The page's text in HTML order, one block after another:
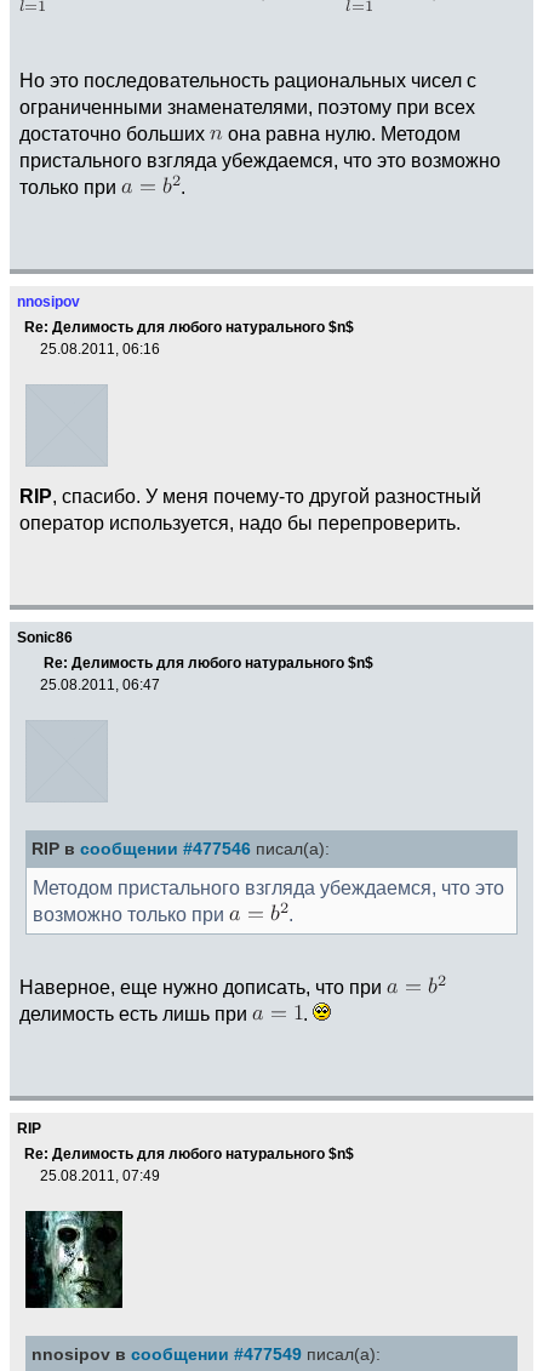
Но это последовательность рациональных чисел с
ограниченными знаменателями, поэтому при всех
достаточно больших
она равна нулю. Методом
пристального взгляда убеждаемся, что это возможно
только при
.
nnosipov
Re: Делимость для любого натурального $n$
25.08.2011, 06:16
RIP, спасибо. У меня почему-то другой разностный
оператор используется, надо бы перепроверить.
Sonic86
Re: Делимость для любого натурального $n$
25.08.2011, 06:47
RIP в сообщении #477546 писал(а):
Методом пристального взгляда убеждаемся, что это
возможно только при
.
Наверное, еще нужно дописать, что при
делимость есть лишь при
.
RIP
Re: Делимость для любого натурального $n$
25.08.2011, 07:49
nnosipov в сообщении #477549 писал(а):